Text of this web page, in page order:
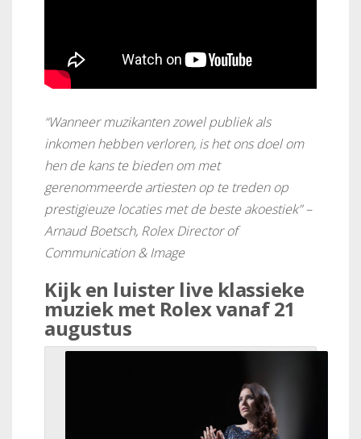
“Wanneer muzikanten zowel publiek als
inkomen hebben verloren, is het ons doel om
hen de kans te bieden om met
gerenommeerde artiesten op te treden op
prestigieuze locaties met de beste akoestiek” –
Arnaud Boetsch, Rolex Director of
Communication & Image
Kijk en luister live klassieke
muziek met Rolex vanaf 21
augustus